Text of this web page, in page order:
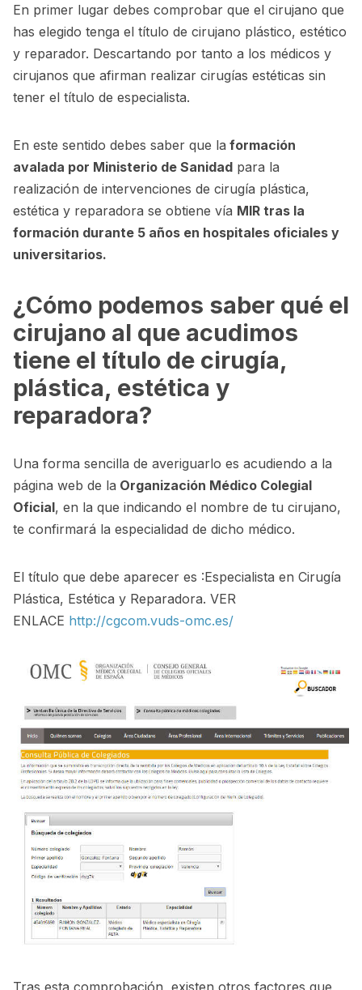
En primer lugar debes comprobar que el cirujano que
has elegido tenga el título de cirujano plástico, estético
y reparador. Descartando por tanto a los médicos y
cirujanos que afirman realizar cirugías estéticas sin
tener el título de especialista.
En este sentido debes saber que la formación
avalada por Ministerio de Sanidad para la
realización de intervenciones de cirugía plástica,
estética y reparadora se obtiene vía MIR tras la
formación durante 5 años en hospitales oficiales y
universitarios.
¿Cómo podemos saber qué el
cirujano al que acudimos
tiene el título de cirugía,
plástica, estética y
reparadora?
Una forma sencilla de averiguarlo es acudiendo a la
página web de la Organización Médico Colegial
Oficial, en la que indicando el nombre de tu cirujano,
te confirmará la especialidad de dicho médico.
El título que debe aparecer es :Especialista en Cirugía
Plástica, Estética y Reparadora. VER
ENLACE http://cgcom.vuds-omc.es/
Tras esta comprobación, existen otros factores que